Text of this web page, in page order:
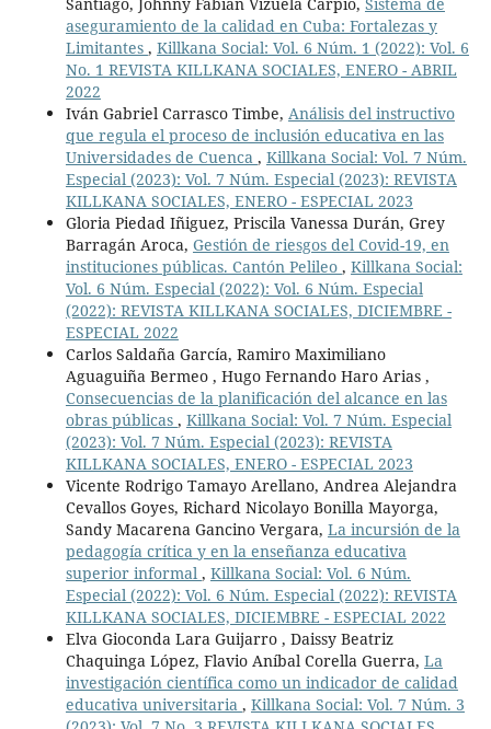
Santiago, Johnny Fabián Vizuela Carpio, Sistema de
aseguramiento de la calidad en Cuba: Fortalezas y
Limitantes , Killkana Social: Vol. 6 Núm. 1 (2022): Vol. 6
No. 1 REVISTA KILLKANA SOCIALES, ENERO - ABRIL
2022
Iván Gabriel Carrasco Timbe, Análisis del instructivo
que regula el proceso de inclusión educativa en las
Universidades de Cuenca , Killkana Social: Vol. 7 Núm.
Especial (2023): Vol. 7 Núm. Especial (2023): REVISTA
KILLKANA SOCIALES, ENERO - ESPECIAL 2023
Gloria Piedad Iñiguez, Priscila Vanessa Durán, Grey
Barragán Aroca, Gestión de riesgos del Covid-19, en
instituciones públicas. Cantón Pelileo , Killkana Social:
Vol. 6 Núm. Especial (2022): Vol. 6 Núm. Especial
(2022): REVISTA KILLKANA SOCIALES, DICIEMBRE -
ESPECIAL 2022
Carlos Saldaña García, Ramiro Maximiliano
Aguaguiña Bermeo , Hugo Fernando Haro Arias ,
Consecuencias de la planificación del alcance en las
obras públicas , Killkana Social: Vol. 7 Núm. Especial
(2023): Vol. 7 Núm. Especial (2023): REVISTA
KILLKANA SOCIALES, ENERO - ESPECIAL 2023
Vicente Rodrigo Tamayo Arellano, Andrea Alejandra
Cevallos Goyes, Richard Nicolayo Bonilla Mayorga,
Sandy Macarena Gancino Vergara, La incursión de la
pedagogía crítica y en la enseñanza educativa
superior informal , Killkana Social: Vol. 6 Núm.
Especial (2022): Vol. 6 Núm. Especial (2022): REVISTA
KILLKANA SOCIALES, DICIEMBRE - ESPECIAL 2022
Elva Gioconda Lara Guijarro , Daissy Beatriz
Chaquinga López, Flavio Aníbal Corella Guerra, La
investigación científica como un indicador de calidad
educativa universitaria , Killkana Social: Vol. 7 Núm. 3